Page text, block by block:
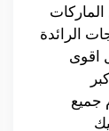
الرائدة
اقوى
جميع